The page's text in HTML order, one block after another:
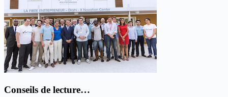
Conseils de lecture…